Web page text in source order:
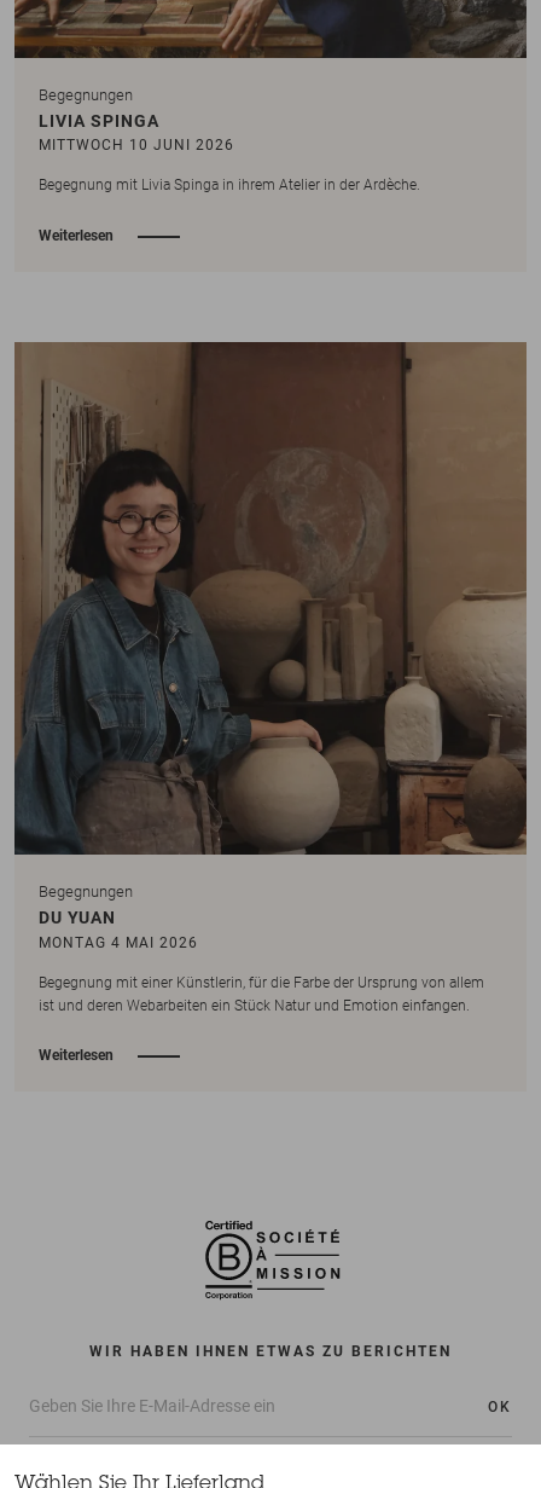
Begegnungen
LIVIA SPINGA
MITTWOCH 10 JUNI 2026
Begegnung mit Livia Spinga in ihrem Atelier in der Ardèche.
Weiterlesen
Begegnungen
DU YUAN
MONTAG 4 MAI 2026
Begegnung mit einer Künstlerin, für die Farbe der Ursprung von allem
ist und deren Webarbeiten ein Stück Natur und Emotion einfangen.
Weiterlesen
WIR HABEN IHNEN ETWAS ZU BERICHTEN
OK